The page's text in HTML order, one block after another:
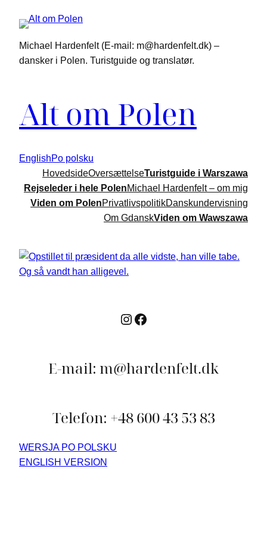
indhold
Michael Hardenfelt (E-mail: m@hardenfelt.dk) –
dansker i Polen. Turistguide og translatør.
Alt om Polen
EnglishPo polsku
HovedsideOversættelseTuristguide i Warszawa
Rejseleder i hele PolenMichael Hardenfelt – om mig
Viden om PolenPrivatlivspolitikDanskundervisning
Om GdanskViden om Wawszawa
Instagram
Facebook
E-mail: m@hardenfelt.dk
Telefon: +48 600 43 53 83
WERSJA PO POLSKU
ENGLISH VERSION